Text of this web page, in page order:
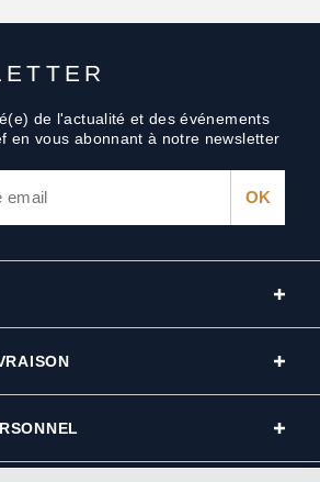
de l'actualité et des événements
en vous abonnant à notre newsletter